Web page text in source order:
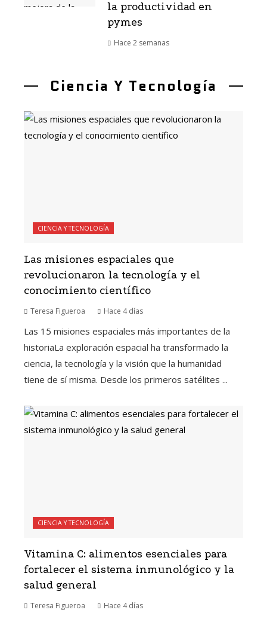
la productividad en
pymes
Hace 2 semanas
Ciencia Y Tecnología
CIENCIA Y TECNOLOGÍA
Las misiones espaciales que
revolucionaron la tecnología y el
conocimiento científico
Teresa Figueroa Hace 4 días
Las 15 misiones espaciales más importantes de la
historiaLa exploración espacial ha transformado la
ciencia, la tecnología y la visión que la humanidad
tiene de sí misma. Desde los primeros satélites ...
CIENCIA Y TECNOLOGÍA
Vitamina C: alimentos esenciales para
fortalecer el sistema inmunológico y la
salud general
Teresa Figueroa Hace 4 días